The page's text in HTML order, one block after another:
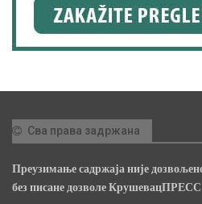
Сва права задржана
Преузимање садржаја није
без писане дозволе